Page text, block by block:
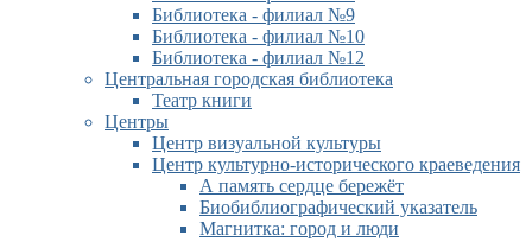
Библиотека - филиал №9
Библиотека - филиал №10
Библиотека - филиал №12
Центральная городская библиотека
Театр книги
Центры
Центр визуальной культуры
Центр культурно-исторического краеведения
А память сердце бережёт
Биобиблиографический указатель
Магнитка: город и люди